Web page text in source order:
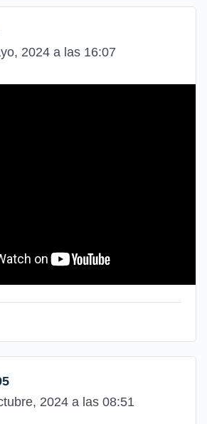
2024 a las 16:07
2024 a las 08:51